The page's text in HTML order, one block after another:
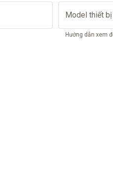
Model thiết bị
Hướng dẫn xem